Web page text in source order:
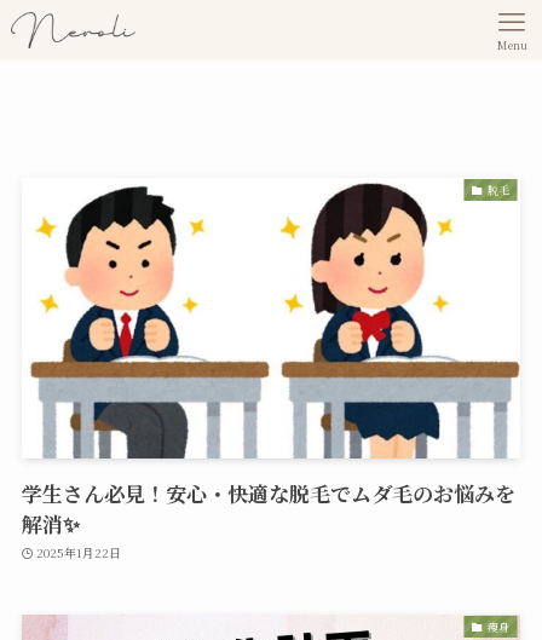
Menu
脱毛
学生さん必見！安心・快適な脱毛でムダ毛のお悩みを
解消✨
2025年1月22日
痩身